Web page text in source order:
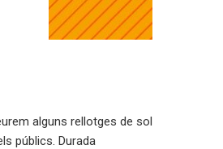
alguns rellotges de sol
públics. Durada